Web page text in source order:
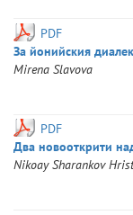
PDF
За йонийския
Mirena Slavova
PDF
Два новооткрити
Nikoay Sharankov